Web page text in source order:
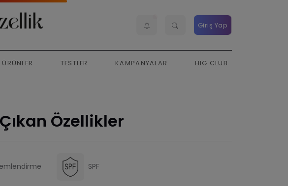
Giriş Yap
ÜRÜNLER TESTLER KAMPANYALAR HIG CLUB
Özellikler
SPF